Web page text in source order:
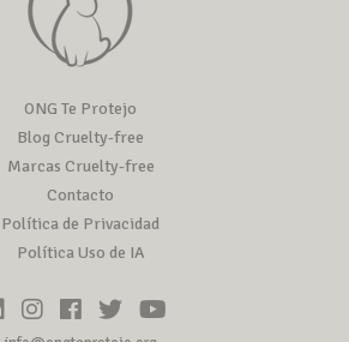
ONG Te Protejo
Blog Cruelty-free
Marcas Cruelty-free
Contacto
Política de Privacidad
Política Uso de IA